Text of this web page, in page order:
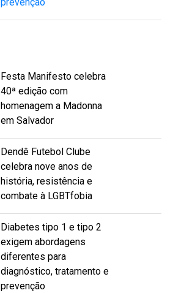
Festa Manifesto celebra
40ª edição com
homenagem a Madonna
em Salvador
Dendê Futebol Clube
celebra nove anos de
história, resistência e
combate à LGBTfobia
Diabetes tipo 1 e tipo 2
exigem abordagens
diferentes para
diagnóstico, tratamento e
prevenção